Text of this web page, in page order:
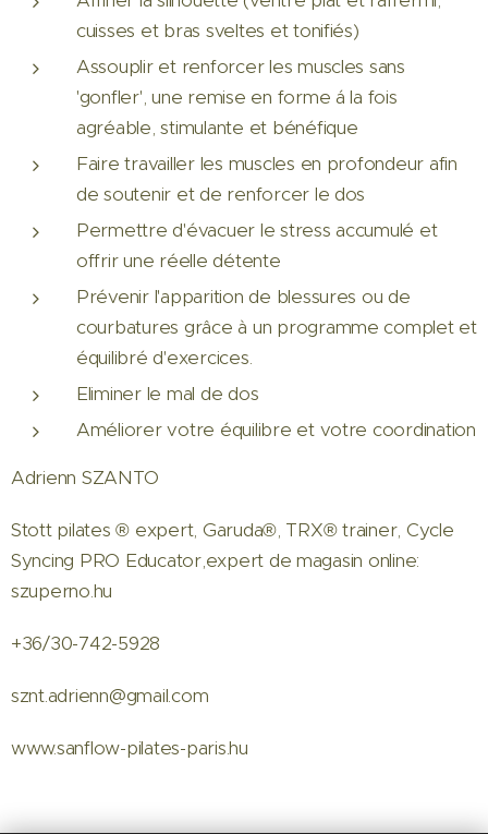
cuisses et bras sveltes et tonifiés)
Assouplir et renforcer les muscles sans
'gonfler', une remise en forme á la fois
agréable, stimulante et bénéfique
Faire travailler les muscles en profondeur afin
de soutenir et de renforcer le dos
Permettre d'évacuer le stress accumulé et
offrir une réelle détente
Prévenir l'apparition de blessures ou de
courbatures grâce à un programme complet et
équilibré d'exercices.
Eliminer le mal de dos
Améliorer votre équilibre et votre coordination
Adrienn SZANTO
Stott pilates ® expert, Garuda®, TRX® trainer, Cycle
Syncing PRO Educator,expert de magasin online:
szuperno.hu
+36/30-742-5928
sznt.adrienn@gmail.com
www.sanflow-pilates-paris.hu